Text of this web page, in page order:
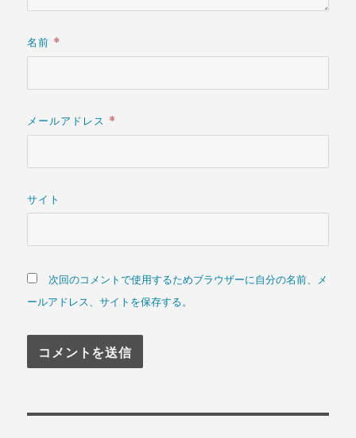
名前 *
メールアドレス *
サイト
次回のコメントで使用するためブラウザーに自分の名前、メ
ールアドレス、サイトを保存する。